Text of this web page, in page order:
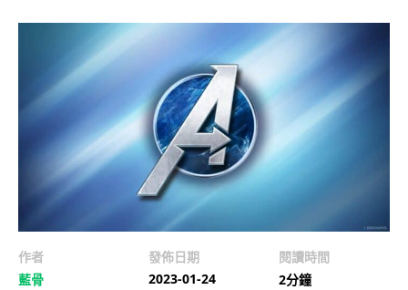
作者
藍骨
發佈日期
2023-01-24
閱讀時間
2分鐘